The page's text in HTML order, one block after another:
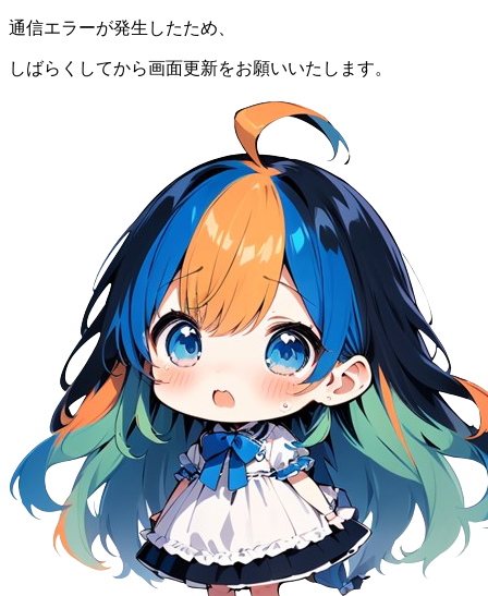
通信エラーが発生したため、
しばらくしてから画面更新をお願いいたします。